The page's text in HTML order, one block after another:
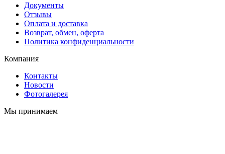
Документы
Отзывы
Оплата и доставка
Возврат, обмен, оферта
Политика конфиденциальности
Компания
Контакты
Новости
Фотогалерея
Мы принимаем